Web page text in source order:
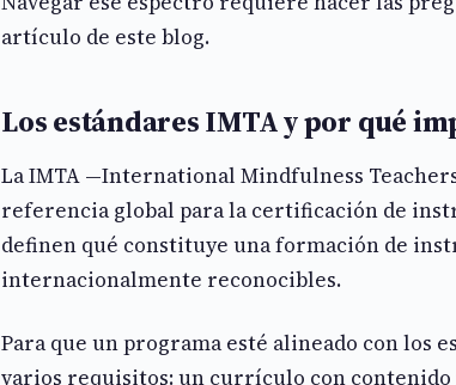
artículo de este blog.
Los estándares IMTA y por qué
La IMTA —International Mindfulness
referencia global para la certificación de
definen qué constituye una formación de
internacionalmente reconocibles.
Para que un programa esté alineado con los
varios requisitos: un currículo con